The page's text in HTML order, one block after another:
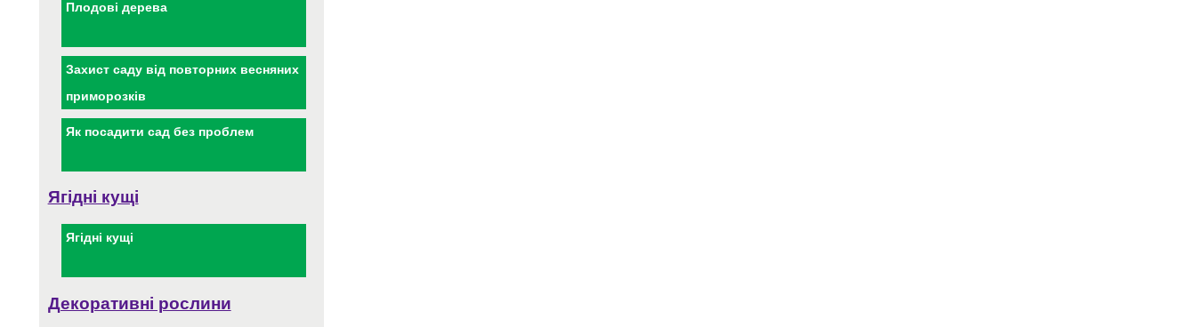
Плодові дерева
Захист саду від повторних весняних
приморозків
Як посадити сад без проблем
Ягідні кущі
Ягідні кущі
Декоративні рослини